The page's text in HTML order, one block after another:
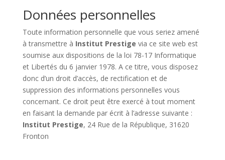
Données personnelles
Toute information personnelle que vous seriez amené
à transmettre à Institut Prestige via ce site web est
soumise aux dispositions de la loi 78-17 Informatique
et Libertés du 6 janvier 1978. A ce titre, vous disposez
donc d’un droit d’accès, de rectification et de
suppression des informations personnelles vous
concernant. Ce droit peut être exercé à tout moment
en faisant la demande par écrit à l’adresse suivante :
Institut Prestige, 24 Rue de la République, 31620
Fronton